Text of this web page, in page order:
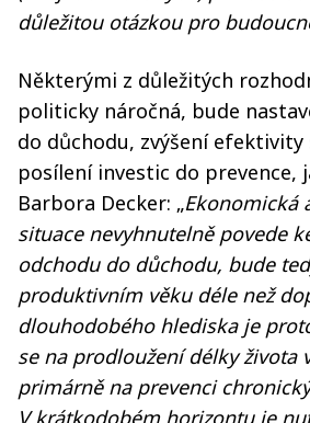
důležitou otázkou pro
Některými z důležitých
politicky náročná, bude
do důchodu, zvýšení efektivity
posílení investic do prevence,
Barbora Decker: „Ekonomická
situace nevyhnutelně povede
odchodu do důchodu, bude
produktivním věku déle než
dlouhodobého hlediska je
se na prodloužení délky života
primárně na prevenci